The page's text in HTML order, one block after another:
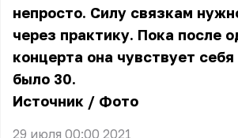
непросто. Силу связкам
через практику. Пока после
концерта она чувствует
было 30.
Источник / Фото
29 июля 00:00 2021